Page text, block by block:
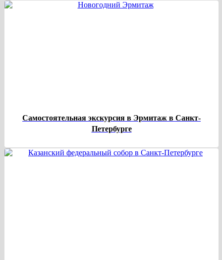
Самостоятельная экскурсия в Эрмитаж в Санкт-
Петербурге